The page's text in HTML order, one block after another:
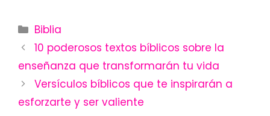
Categories
Biblia
10 poderosos textos bíblicos sobre la
enseñanza que transformarán tu vida
Versículos bíblicos que te inspirarán a
esforzarte y ser valiente